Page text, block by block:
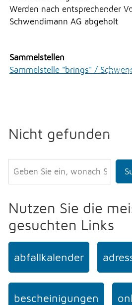
Stoppen
NOTFALL
KONTAKT
DRUCKEN
LOGIN
Werden nach entsprechender
Schwendimann AG abgeholt
Sammelstellen
Sammelstelle "brings" /
Nicht gefunden
Nutzen Sie die
gesuchten Links
abfallkalender
bescheinigungen